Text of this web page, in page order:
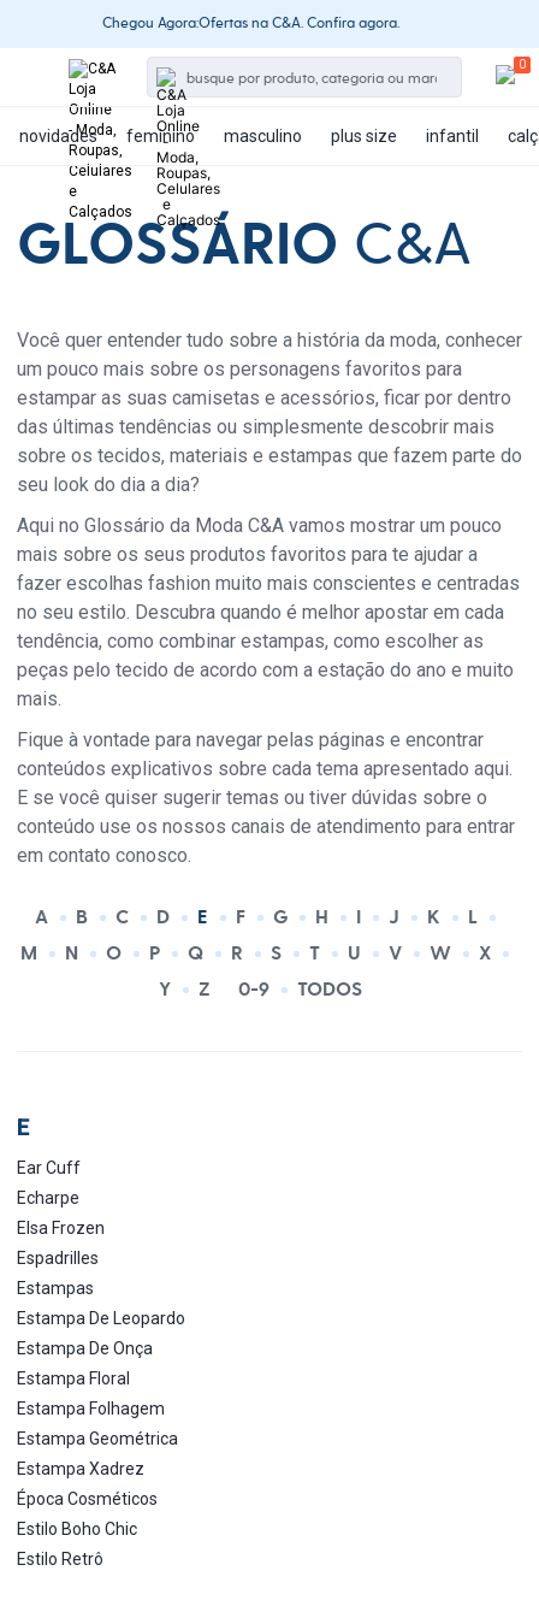
Chegou Agora:Ofertas na C&A. Confira agora.
novidades feminino masculino plus size infantil
GLOSSÁRIO C&A
Você quer entender tudo sobre a história da moda, conhecer
um pouco mais sobre os personagens favoritos para
estampar as suas camisetas e acessórios, ficar por dentro
das últimas tendências ou simplesmente descobrir mais
sobre os tecidos, materiais e estampas que fazem parte do
seu look do dia a dia?
Aqui no Glossário da Moda C&A vamos mostrar um pouco
mais sobre os seus produtos favoritos para te ajudar a
fazer escolhas fashion muito mais conscientes e centradas
no seu estilo. Descubra quando é melhor apostar em cada
tendência, como combinar estampas, como escolher as
peças pelo tecido de acordo com a estação do ano e muito
mais.
Fique à vontade para navegar pelas páginas e encontrar
conteúdos explicativos sobre cada tema apresentado aqui.
E se você quiser sugerir temas ou tiver dúvidas sobre o
conteúdo use os nossos canais de atendimento para entrar
em contato conosco.
A B C D E F G H I J K
L
M
N O P Q R S T U V W
X
Y
Z 0-9 TODOS
E
Ear Cuff
Echarpe
Elsa Frozen
Espadrilles
Estampas
Estampa De Leopardo
Estampa De Onça
Estampa Floral
Estampa Folhagem
Estampa Geométrica
Estampa Xadrez
Época Cosméticos
Estilo Boho Chic
Estilo Retrô